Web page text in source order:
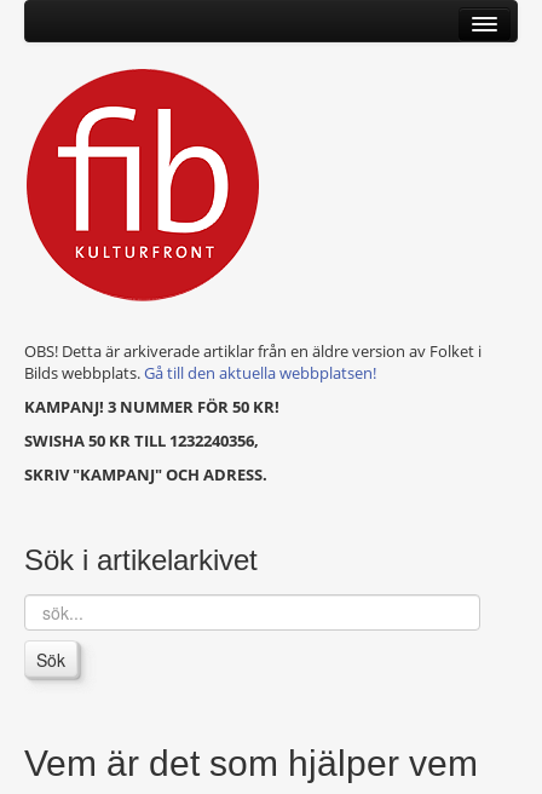
OBS! Detta är arkiverade artiklar från en äldre version av Folket i
Bilds webbplats.Gå till den aktuella webbplatsen!
KAMPANJ! 3 NUMMER FÖR 50 KR!
SWISHA 50 KR TILL 1232240356,
SKRIV "KAMPANJ" OCH ADRESS.
Sök i artikelarkivet
sök...
Sök
Vem är det som hjälper vem